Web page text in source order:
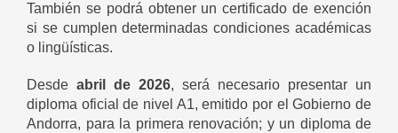
También se podrá obtener un certificado de exención
si se cumplen determinadas condiciones académicas
o lingüísticas.
Desde abril de 2026, será necesario presentar un
diploma oficial de nivel A1, emitido por el Gobierno de
Andorra, para la primera renovación; y un diploma de